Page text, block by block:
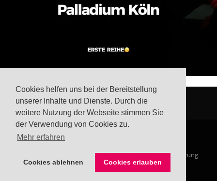
Cookies helfen uns bei der Bereitstellung
unserer Inhalte und Dienste. Durch die
weitere Nutzung der Webseite stimmen Sie
der Verwendung von Cookies zu.
Mehr erfahren
Cookies ablehnen Cookies erlauben
Impressum Datenschutzerklärung